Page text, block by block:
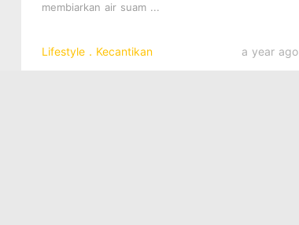
Lifestyle．Kecantikan a year ago
membiarkan air suam ...